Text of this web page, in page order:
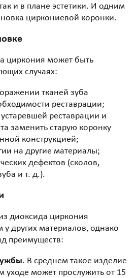
и в плане эстетики. И одним
циркониевой коронки.
циркония может быть
случаях:
тканей зуба
реставрации;
реставрации и
заменить старую коронку
конструкцией;
на другие материалы;
дефектов (сколов,
и т. д.).
диоксида циркония
других материалов, однако
преимуществ:
. В среднем такое изделие
уходе может прослужить от 15